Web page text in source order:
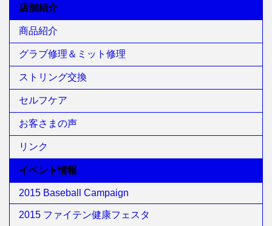
店舗紹介
商品紹介
グラブ修理＆ミット修理
ストリング交換
セルフケア
お客さまの声
リンク
イベント情報
2015 Baseball Campaign
2015 ファイテン健康フェスタ